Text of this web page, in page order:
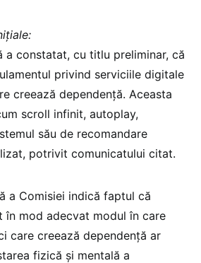
a constatat, cu titlu preliminar, că
privind serviciile digitale
creează dependență. Aceasta
scroll infinit, autoplay,
său de recomandare
potrivit comunicatului citat.
a Comisiei indică faptul că
în mod adecvat modul în care
care creează dependență ar
fizică și mentală a